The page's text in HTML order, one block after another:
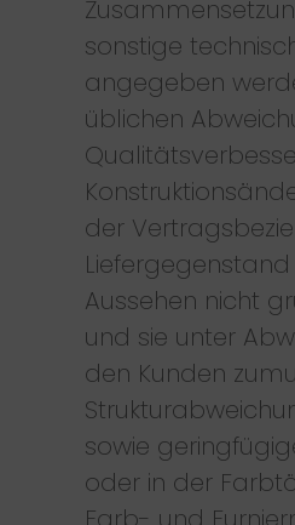
sonstige
angegeben
üblichen
der
Aussehen nicht
und sie unter
den Kunden
sowie
oder in der